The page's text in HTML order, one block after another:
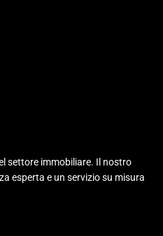
settore immobiliare. Il nostro
esperta e un servizio su misura